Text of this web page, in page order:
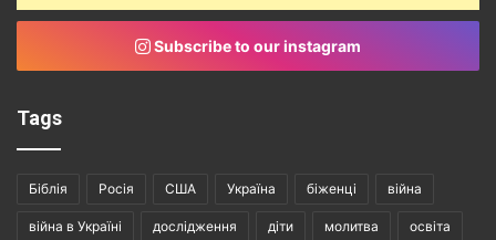
Subscribe to our instagram
Tags
Біблія Росія США Україна біженці війна
війна в Україні дослідження діти молитва освіта